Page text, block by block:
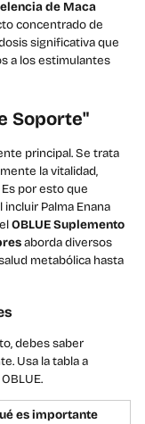
de Maca
concentrado de
significativa que
a los estimulantes
Soporte"
principal. Se trata
la vitalidad,
por esto que
Palma Enana
OBLUE Suplemento
aborda diversos
metabólica hasta
debes saber
Usa la tabla a
es importante